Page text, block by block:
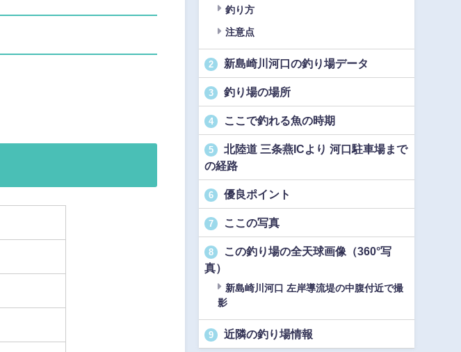
釣り方
注意点
2 新島崎川河口の釣り場データ
3 釣り場の場所
4 ここで釣れる魚の時期
5
北陸道 三条燕ICより 河口駐車場まで
の経路
6 優良ポイント
7 ここの写真
8
この釣り場の全天球画像（360°写
真）
新島崎川河口 左岸導流堤の中腹付近で撮
影
9 近隣の釣り場情報